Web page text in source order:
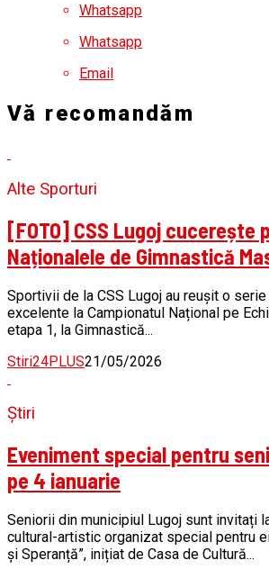
Whatsapp
Whatsapp
Email
Vă recomandăm
Alte Sporturi
[FOTO] CSS Lugoj cucerește
Naționalele de Gimnastică
Sportivii de la CSS Lugoj au reușit o
excelente la Campionatul Național pe
etapa 1, la Gimnastică...
Stiri24PLUS21/05/2026
Știri
Eveniment special pentru
pe 4 ianuarie
Seniorii din municipiul Lugoj sunt invitați
cultural-artistic organizat special pentru
și Speranță”, inițiat de Casa de Cultură...